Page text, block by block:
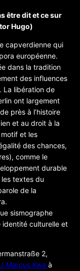
être dit et ce sur
Hugo)
capverdienne qui
européenne.
dans la tradition
des influences
La libération de
ont largement
près à l’histoire
et au droit à la
et les
des chances,
comme le
durable
textes du
de la
sismographe
identité culturelle et
2,
Marcus Kwa à